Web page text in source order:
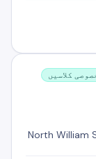
North William